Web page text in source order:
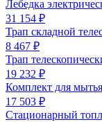
Лебедка
31 154 ₽
Трап складной
8 467 ₽
Трап
19 232 ₽
Комплект для
17 503 ₽
Стационарный